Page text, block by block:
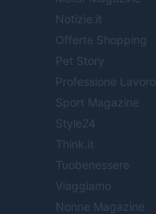
Notizie.it
Offerte Shopping
Pet Story
Professione Lavoro
Sport Magazine
Style24
Think.it
Tuobenessere
Viaggiamo
Nonne Magazine